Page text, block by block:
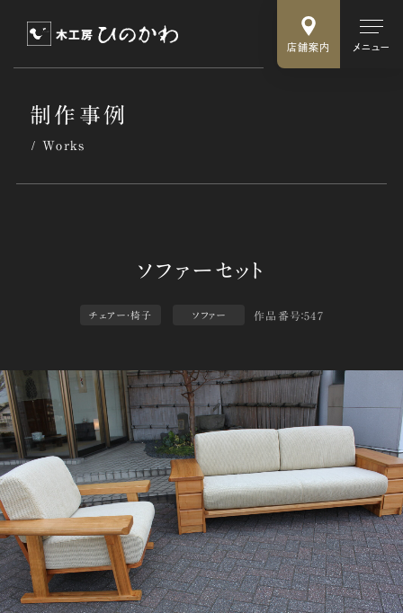
店舗案内 メニュー
制作事例
Works
チェアー・椅子 ソファー 作品番号：547